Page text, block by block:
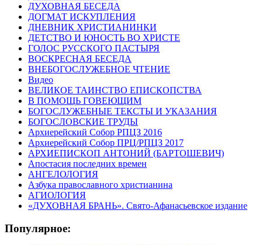
ДУХОВНАЯ БЕСЕДА
ДОГМАТ ИСКУПЛЕНИЯ
ДНЕВНИК ХРИСТИАНИНКИ
ДЕТСТВО И ЮНОСТЬ ВО ХРИСТЕ
ГОЛОС РУССКОГО ПАСТЫРЯ
ВОСКРЕСНАЯ БЕСЕДА
ВНЕБОГОСЛУЖЕБНОЕ ЧТЕНИЕ
Видео
ВЕЛИКОЕ ТАИНСТВО ЕПИСКОПСТВА
В ПОМОЩЬ ГОВЕЮЩИМ
БОГОСЛУЖЕБНЫЕ ТЕКСТЫ И УКАЗАНИЯ
БОГОСЛОВСКИЕ ТРУДЫ
Архиерейский Собор РПЦЗ 2016
Архиерейский Собор ПРЦ/РПЦЗ 2017
АРХИЕПИСКОП АНТОНИЙ (БАРТОШЕВИЧ)
Апостасия последних времен
АНГЕЛОЛОГИЯ
Азбука православного христианина
АГИОЛОГИЯ
«ДУХОВНАЯ БРАНЬ». Свято-Афанасьевское издание
Популярное: